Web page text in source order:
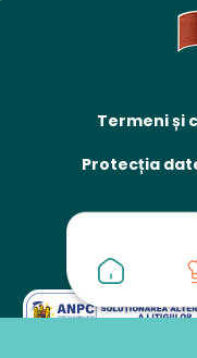
Termeni și
Protecția